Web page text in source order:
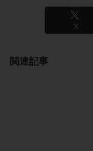
X
関連記事